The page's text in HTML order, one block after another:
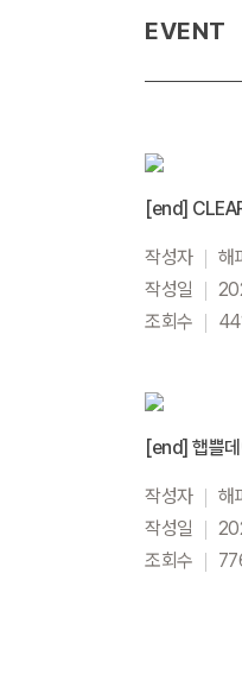
EVENT
[end]
작성자
해
작성일
조회수
[end] 햅쁠
작성자
해
작성일
조회수